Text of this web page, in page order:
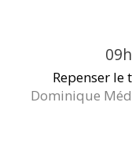
Repenser le
Dominique